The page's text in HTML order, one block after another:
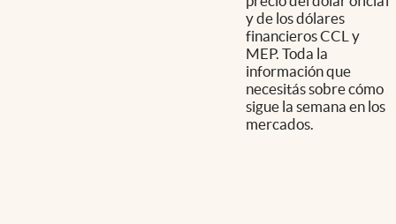
y de los dólares
financieros CCL y
MEP. Toda la
información que
necesitás sobre cómo
sigue la semana en los
mercados.